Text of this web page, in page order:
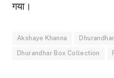
गया।
Akshaye Khanna Dhurandhar
Dhurandhar Box Collection